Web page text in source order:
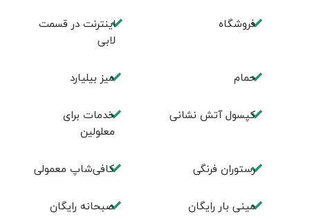
فروشگاه
اینترنت در قسمت
لابی
حمام میز بیلیارد
کپسول آتش نشانی
خدمات برای
معلولین
رستوران فرنگی کافی‌شاپ معمولی‌
مینی بار رایگان صبحانه رایگان